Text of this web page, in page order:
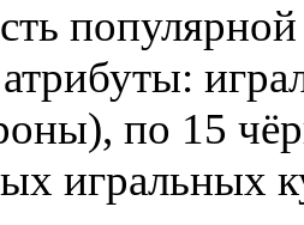
по 15
игральных